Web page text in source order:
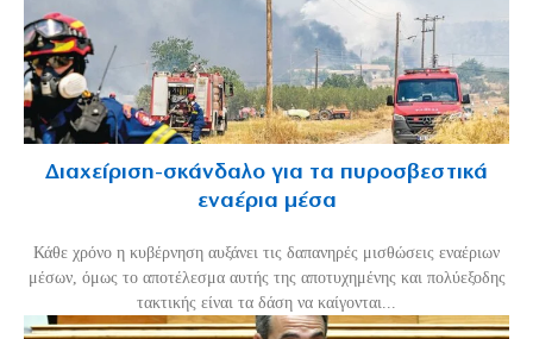
Διαχείριση-σκάνδαλο για τα πυροσβεστικά
εναέρια μέσα
Κάθε χρόνο η κυβέρνηση αυξάνει τις δαπανηρές μισθώσεις εναέριων
μέσων, όμως το αποτέλεσμα αυτής της αποτυχημένης και πολύεξοδης
τακτικής είναι τα δάση να καίγονται...